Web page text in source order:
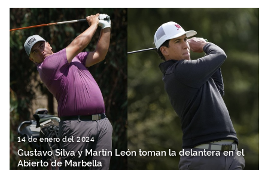
14 de enero del 2024
Gustavo Silva y Martín León toman la delantera en el
Abierto de Marbella